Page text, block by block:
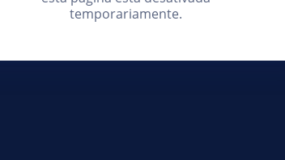
temporariamente.